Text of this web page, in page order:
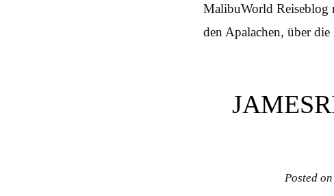
MalibuWorld Reiseblog
den Apalachen, über
Posted on